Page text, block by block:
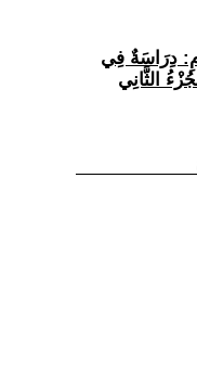
دِرَاسَةٌ فِي
الثَّانِي